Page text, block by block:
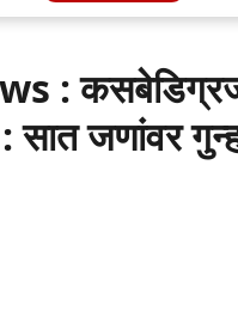
: कसबेडिग्रज
सात जणांवर